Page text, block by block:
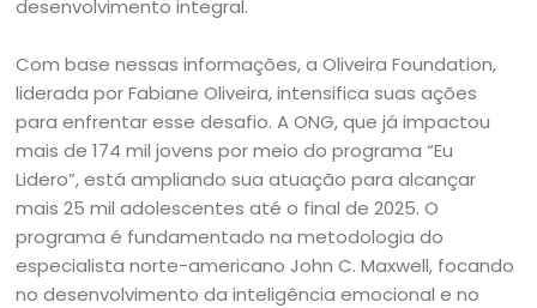
desenvolvimento integral.
Com base nessas informações, a Oliveira Foundation,
liderada por Fabiane Oliveira, intensifica suas ações
para enfrentar esse desafio. A ONG, que já impactou
mais de 174 mil jovens por meio do programa “Eu
Lidero”, está ampliando sua atuação para alcançar
mais 25 mil adolescentes até o final de 2025. O
programa é fundamentado na metodologia do
especialista norte-americano John C. Maxwell, focando
no desenvolvimento da inteligência emocional e no